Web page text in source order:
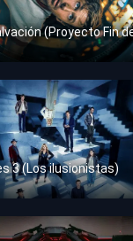
3 (Los ilusionistas)